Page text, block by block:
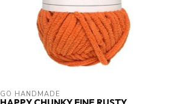
GO HANDMADE